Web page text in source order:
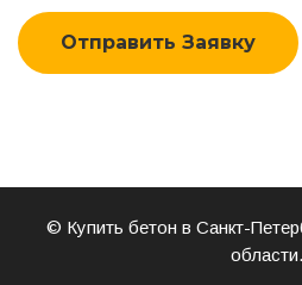
Отправить Заявку
© Купить бетон в Санкт-
области.